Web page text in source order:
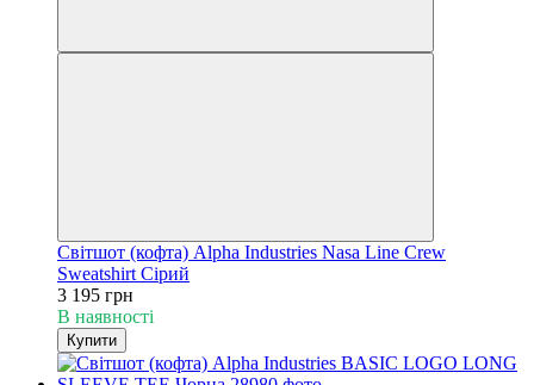
Світшот (кофта) Alpha Industries Nasa Line Crew
Sweatshirt Сірий
3 195 грн
В наявності
Купити